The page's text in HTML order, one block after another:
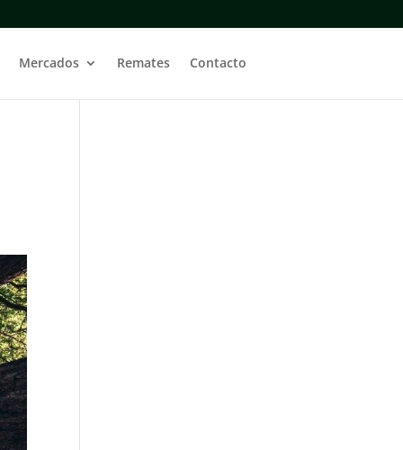
Mercados Remates Contacto